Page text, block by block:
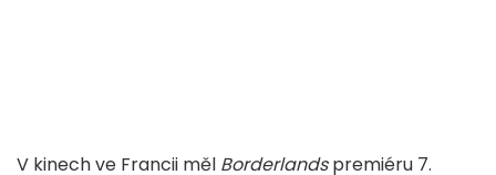
V kinech ve Francii měl Borderlandspremiéru 7.